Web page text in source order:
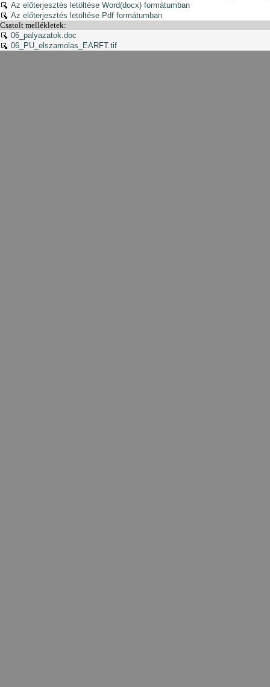
Az előterjesztés letöltése Word(docx) formátumban
Az előterjesztés letöltése Pdf formátumban
Csatolt mellékletek:
06_palyazatok.doc
06_PU_elszamolas_EARFT.tif